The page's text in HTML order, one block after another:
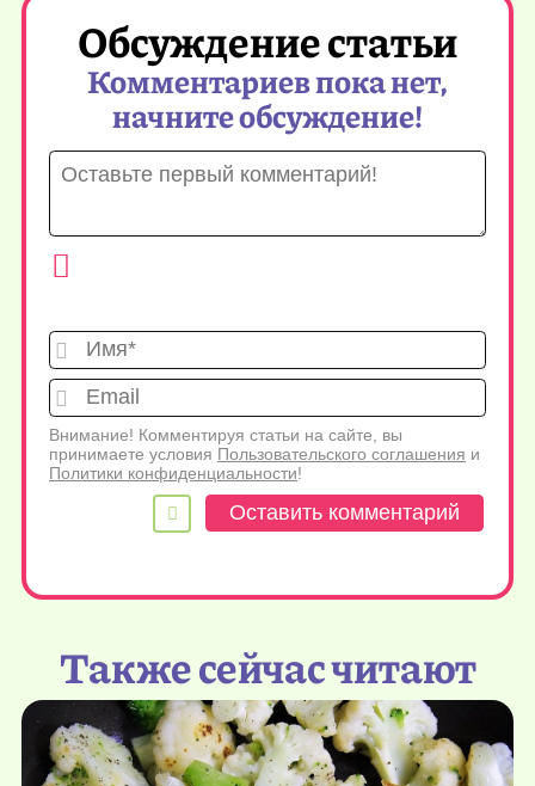
Обсуждение статьи
Комментариев пока нет,
начните обсуждение!
Имя*
Внимание! Комментируя статьи на сайте, вы
принимаете условия Пользовательского соглашения и
Политики конфиденциальности!
Также сейчас читают